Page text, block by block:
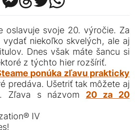
oslavuje svoje 20. výročie. Za
niekoľko skvelých, ale aj
Dnes však máte šancu si
z týchto hier rozšíriť.
ponúka zľavu prakticky
predáva. Ušetriť tak môžete aj
Zľava s názvom 20 za 20
IV